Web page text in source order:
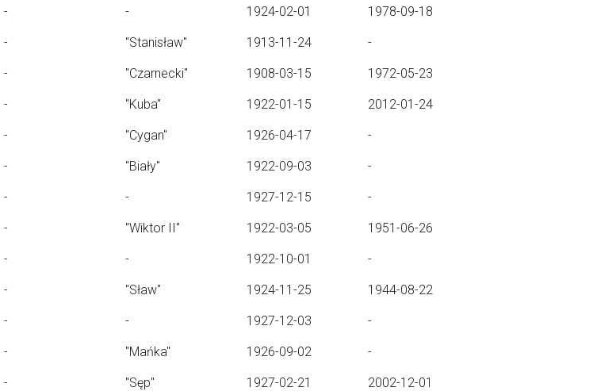
- - 1924-02-01 1978-09-18
- "Stanisław" 1913-11-24 -
- "Czarnecki" 1908-03-15 1972-05-23
- "Kuba" 1922-01-15 2012-01-24
- "Cygan" 1926-04-17 -
- "Biały" 1922-09-03 -
- - 1927-12-15 -
- "Wiktor II" 1922-03-05 1951-06-26
- - 1922-10-01 -
- "Sław" 1924-11-25 1944-08-22
- - 1927-12-03 -
- "Mańka" 1926-09-02 -
- "Sęp" 1927-02-21 2002-12-01